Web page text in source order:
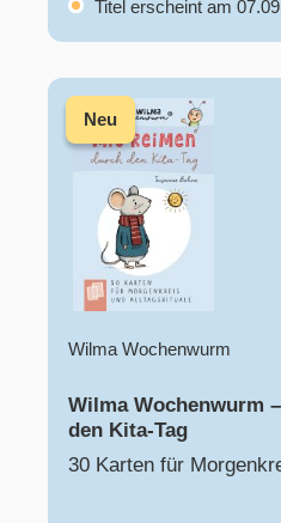
Titel erscheint am
Wilma Wochenwurm –
Neu
Wilma Wochenwurm
Wilma Wochenwurm
den Kita-Tag
30 Karten für